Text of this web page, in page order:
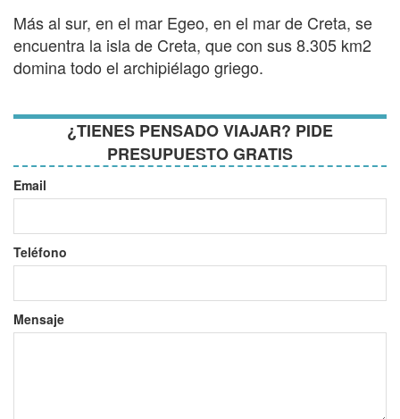
Más al sur, en el mar Egeo, en el mar de Creta, se
encuentra la isla de Creta, que con sus 8.305 km2
domina todo el archipiélago griego.
¿TIENES PENSADO VIAJAR? PIDE
PRESUPUESTO GRATIS
Email
Teléfono
Mensaje